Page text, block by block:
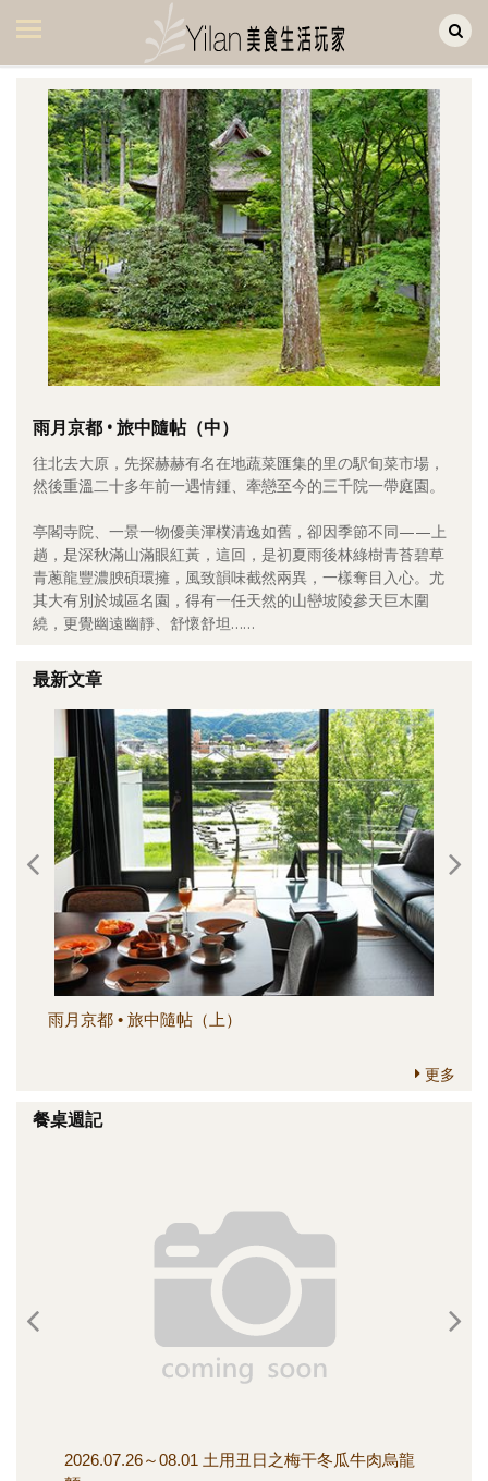
美食集
美飲集
廚房集
旅遊集
旅遊美食集
生活風
書房集
日記簿
餐桌週記
享樂隨手拍
影音區
創意出版服務
關於Yilan
個人著作
活動實況記錄
媒體報導一覽
合作與代言
訂閱電子報
雨月京都 • 旅中隨帖（中）
往北去大原，先探赫赫有名在地蔬菜匯集的里の駅旬菜市場，
然後重溫二十多年前一遇情鍾、牽戀至今的三千院一帶庭園。
亭閣寺院、一景一物優美渾樸清逸如舊，卻因季節不同——上
趟，是深秋滿山滿眼紅黃，這回，是初夏雨後林綠樹青苔碧草
青蔥龍豐濃腴碩環擁，風致韻味截然兩異，一樣奪目入心。尤
其大有別於城區名園，得有一任天然的山巒坡陵參天巨木圍
繞，更覺幽遠幽靜、舒懷舒坦……
最新文章
雨月京都 • 旅中隨帖（上）
更多
餐桌週記
2026.07.26～08.01 土用丑日之梅干冬瓜牛肉烏龍